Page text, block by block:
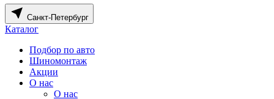
Санкт-Петербург
Каталог
Подбор по авто
Шиномонтаж
Акции
О нас
О нас